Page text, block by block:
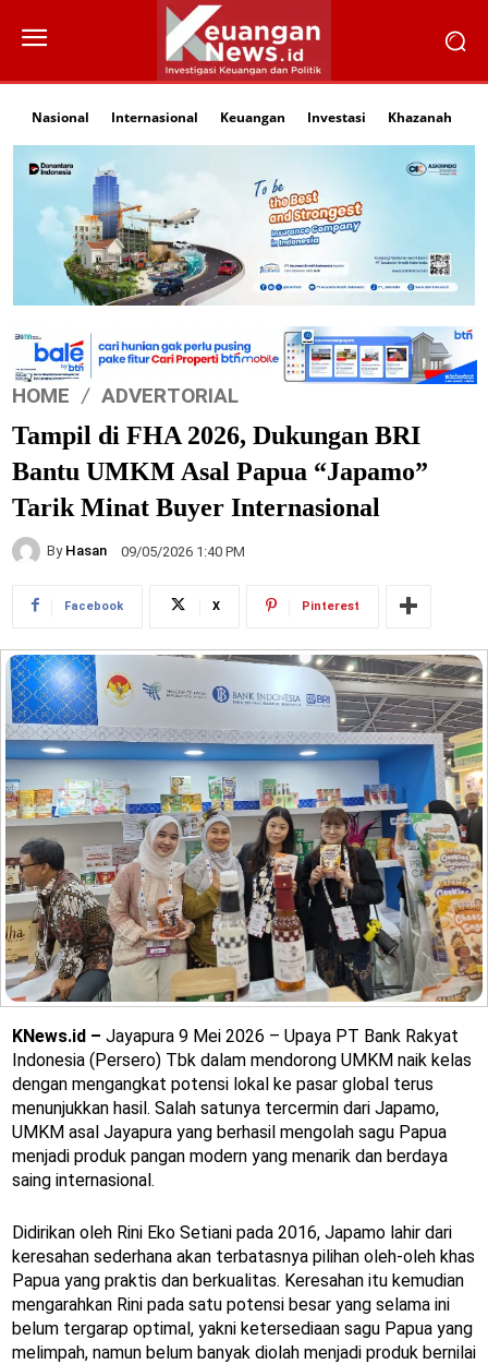
Nasional Internasional Keuangan Investasi Khazanah
HOME ADVERTORIAL
Tampil di FHA 2026, Dukungan BRI
Bantu UMKM Asal Papua “Japamo”
Tarik Minat Buyer Internasional
By Hasan 09/05/2026 1:40 PM
Facebook X Pinterest
KNews.id – Jayapura 9 Mei 2026 – Upaya PT Bank Rakyat
Indonesia (Persero) Tbk dalam mendorong UMKM naik kelas
dengan mengangkat potensi lokal ke pasar global terus
menunjukkan hasil. Salah satunya tercermin dari Japamo,
UMKM asal Jayapura yang berhasil mengolah sagu Papua
menjadi produk pangan modern yang menarik dan berdaya
saing internasional.
Didirikan oleh Rini Eko Setiani pada 2016, Japamo lahir dari
keresahan sederhana akan terbatasnya pilihan oleh-oleh khas
Papua yang praktis dan berkualitas. Keresahan itu kemudian
mengarahkan Rini pada satu potensi besar yang selama ini
belum tergarap optimal, yakni ketersediaan sagu Papua yang
melimpah, namun belum banyak diolah menjadi produk bernilai